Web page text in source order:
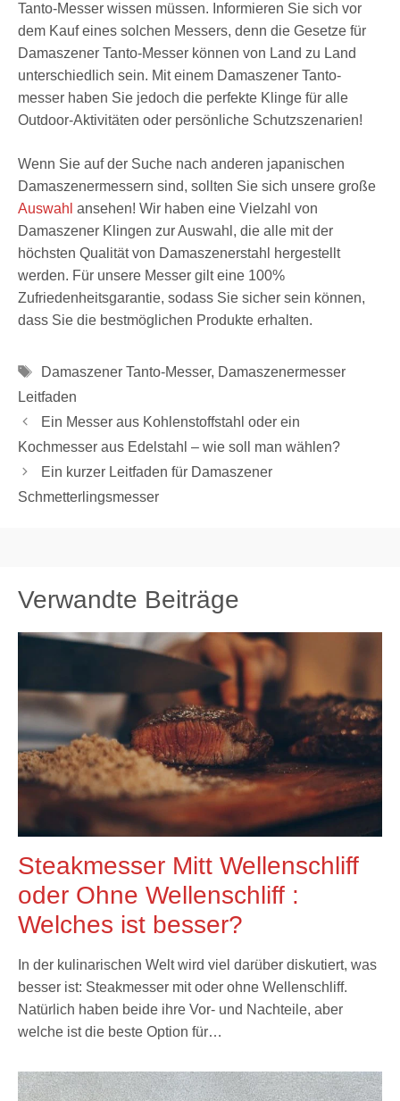
Tanto-Messer wissen müssen. Informieren Sie sich vor
dem Kauf eines solchen Messers, denn die Gesetze für
Damaszener Tanto-Messer können von Land zu Land
unterschiedlich sein. Mit einem Damaszener Tanto-
messer haben Sie jedoch die perfekte Klinge für alle
Outdoor-Aktivitäten oder persönliche Schutzszenarien!
Wenn Sie auf der Suche nach anderen japanischen
Damaszenermessern sind, sollten Sie sich unsere große
Auswahl ansehen! Wir haben eine Vielzahl von
Damaszener Klingen zur Auswahl, die alle mit der
höchsten Qualität von Damaszenerstahl hergestellt
werden. Für unsere Messer gilt eine 100%
Zufriedenheitsgarantie, sodass Sie sicher sein können,
dass Sie die bestmöglichen Produkte erhalten.
Schlagwörter
Damaszener Tanto-Messer, Damaszenermesser
Leitfaden
Ein Messer aus Kohlenstoffstahl oder ein
Kochmesser aus Edelstahl – wie soll man wählen?
Ein kurzer Leitfaden für Damaszener
Schmetterlingsmesser
Verwandte Beiträge
Steakmesser Mitt Wellenschliff
oder Ohne Wellenschliff :
Welches ist besser?
In der kulinarischen Welt wird viel darüber diskutiert, was
besser ist: Steakmesser mit oder ohne Wellenschliff.
Natürlich haben beide ihre Vor- und Nachteile, aber
welche ist die beste Option für…